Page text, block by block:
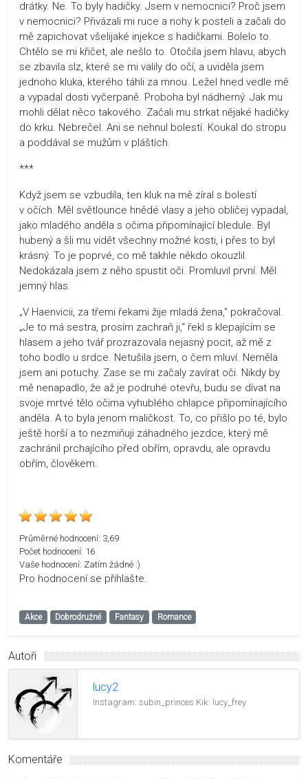
drátky. Ne. To byly hadičky. Jsem v nemocnici? Proč jsem
v nemocnici? Přivázali mi ruce a nohy k posteli a začali do
mě zapichovat všelijaké injekce s hadičkami. Bolelo to.
Chtělo se mi křičet, ale nešlo to. Otočila jsem hlavu, abych
se zbavila slz, které se mi valily do očí, a uviděla jsem
jednoho kluka, kterého táhli za mnou. Ležel hned vedle mě
a vypadal dosti vyčerpaně. Proboha byl nádherný. Jak mu
mohli dělat něco takového. Začali mu strkat nějaké hadičky
do krku. Nebrečel. Ani se nehnul bolestí. Koukal do stropu
a poddával se mužům v pláštích.
***
Když jsem se vzbudila, ten kluk na mě zíral s bolestí
v očích. Měl světlounce hnědé vlasy a jeho obličej vypadal,
jako mladého anděla s očima připomínající bledule. Byl
hubený a šli mu vidět všechny možné kosti, i přes to byl
krásný. To je poprvé, co mě takhle někdo okouzlil.
Nedokázala jsem z něho spustit oči. Promluvil první. Měl
jemný hlas.
„V Haenvicii, za třemi řekami žije mladá žena,“ pokračoval.
„Je to má sestra, prosím zachraň ji,“ řekl s klepajícím se
hlasem a jeho tvář prozrazovala nejasný pocit, až mě z
toho bodlo u srdce. Netušila jsem, o čem mluví. Neměla
jsem ani potuchy. Zase se mi začaly zavírat oči. Nikdy by
mě nenapadlo, že až je podruhé otevřu, budu se dívat na
svoje mrtvé tělo očima vyhublého chlapce připomínajícího
anděla. A to byla jenom maličkost. To, co přišlo po té, bylo
ještě horší a to nezmiňuji záhadného jezdce, který mě
zachránil prchajícího před obřím, opravdu, ale opravdu
obřím, člověkem.
Průměrné hodnocení: 3,69
Počet hodnocení: 16
Vaše hodnocení: Zatím žádné :)
Pro hodnocení se přihlašte.
Akce Dobrodružné Fantasy Romance
Autoři
lucy2
Instagram: subin_princes Kik: lucy_frey
Komentáře